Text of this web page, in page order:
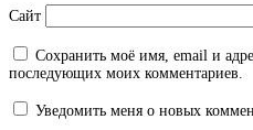
Сайт
Сохранить моё имя, email и
последующих моих комментариев.
Уведомить меня о новых